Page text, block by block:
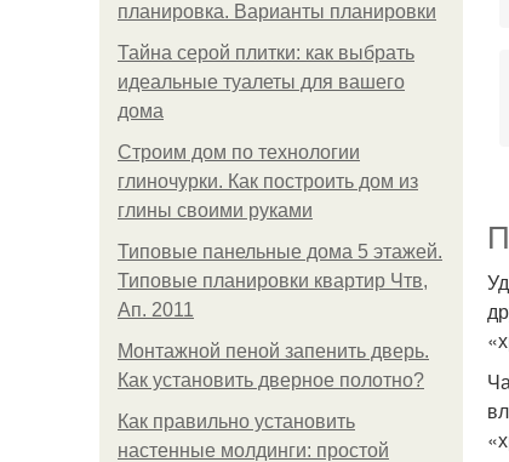
планировка. Варианты планировки
Тайна серой плитки: как выбрать
идеальные туалеты для вашего
дома
Строим дом по технологии
глиночурки. Как построить дом из
глины своими руками
Типовые панельные дома 5 этажей.
Типовые планировки квартир Чтв,
Ап. 2011
Монтажной пеной запенить дверь.
Как установить дверное полотно?
Как правильно установить
настенные молдинги: простой